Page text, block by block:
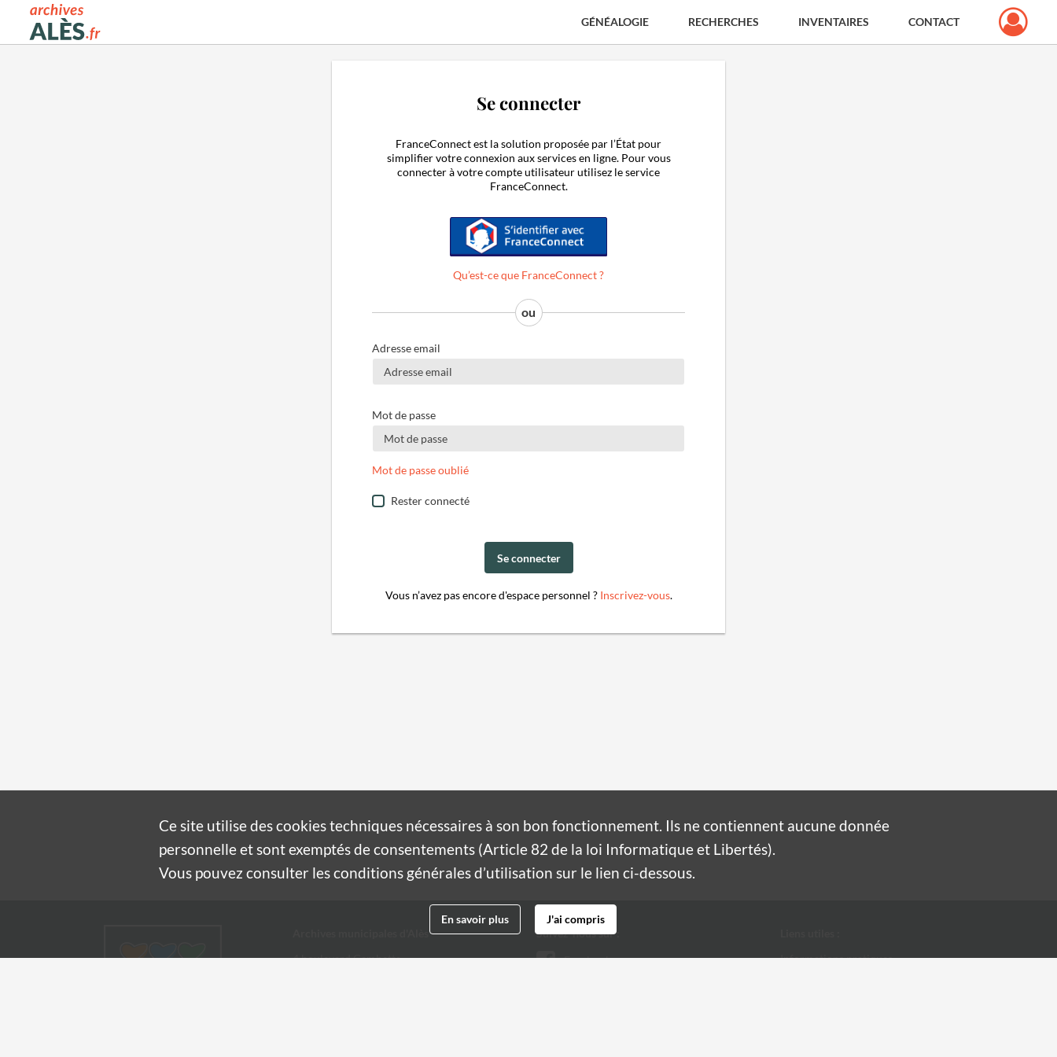
Archives municipales d'Alès GÉNÉALOGIE RECHERCHES INVENTAIRES CONTACT
Se connecter
FranceConnect est la solution proposée par l’État pour
simplifier votre connexion aux services en ligne. Pour vous
connecter à votre compte utilisateur utilisez le service
FranceConnect.
S'identifier avec FranceConnect
Qu’est-ce que FranceConnect ?
Adresse email
Mot de passe
Mot de passe oublié
Rester connecté
Se connecter
Vous n’avez pas encore d'espace personnel ? Inscrivez-vous.
4 boulevard Gambetta
Suivez-nous sur :
Facebook
Informations pratiques
Ce site utilise descookiestechniques nécessaires à son bon fonctionnement. Ils ne contiennent aucune donnée
personnelle et sont exemptés de consentements (Article 82 de la loi Informatique et Libertés).
Vous pouvez consulter les conditions générales d’utilisation sur le lien ci-dessous.
En savoir plus J'ai compris